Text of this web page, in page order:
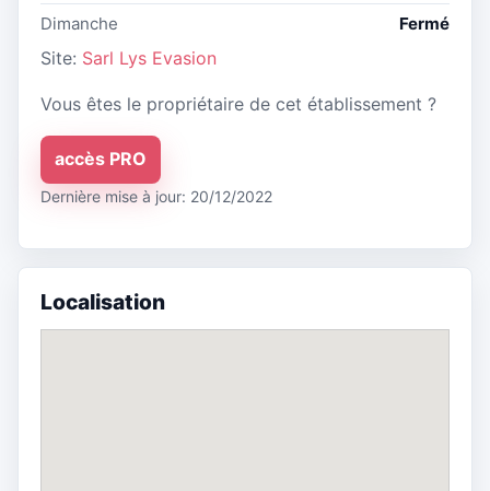
Dimanche
Fermé
Site: Sarl Lys Evasion
Vous êtes le propriétaire de cet établissement ?
accès PRO
Dernière mise à jour: 20/12/2022
Localisation